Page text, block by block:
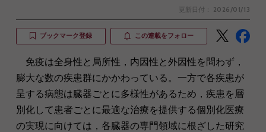
更新日付： 2026/01/13
ブックマーク登録 この連載をフォロー
免疫は全身性と局所性，内因性と外因性を問わず，
膨大な数の疾患群にかかわっている。一方で各疾患が
呈する病態は臓器ごとに多様性があるため，疾患を層
別化して患者ごとに最適な治療を提供する個別化医療
の実現に向けては，各臓器の専門領域に根ざした研究